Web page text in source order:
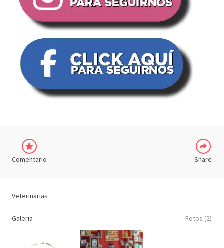
Comentario Share
COMPARTIR
Veterinarias
Galeria Fotos (2)